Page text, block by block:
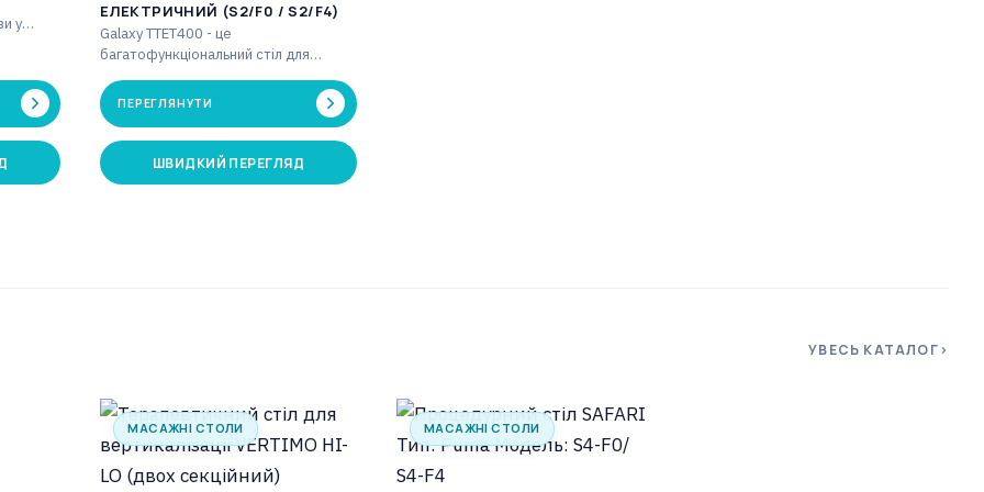
у
ЕЛЕКТРИЧНИЙ (S2/F0 / S2/F4)
Galaxy TTET400 - це
багатофункціональний стіл для
поєднанні з блоком…
ПЕРЕГЛЯНУТИ
ШВИДКИЙ ПЕРЕГЛЯД
УВЕСЬ КАТАЛОГ
МАСАЖНІ СТОЛИ МАСАЖНІ СТОЛИ